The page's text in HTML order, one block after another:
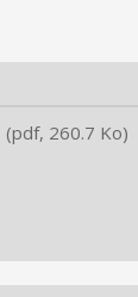
(pdf, 260.7 Ko)